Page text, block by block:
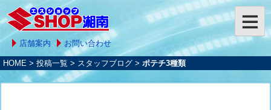
店舗案内 お問い合わせ
HOME > 投稿一覧 > スタッフブログ > ポテチ3種類